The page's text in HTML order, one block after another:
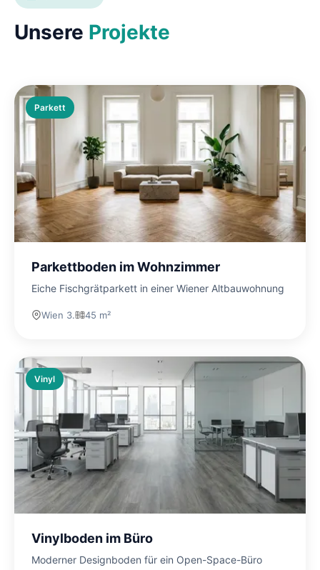
Unsere Projekte
Parkett
Parkettboden im Wohnzimmer
Eiche Fischgrätparkett in einer Wiener Altbauwohnung
Wien 3. 45 m²
Vinyl
Vinylboden im Büro
Moderner Designboden für ein Open-Space-Büro